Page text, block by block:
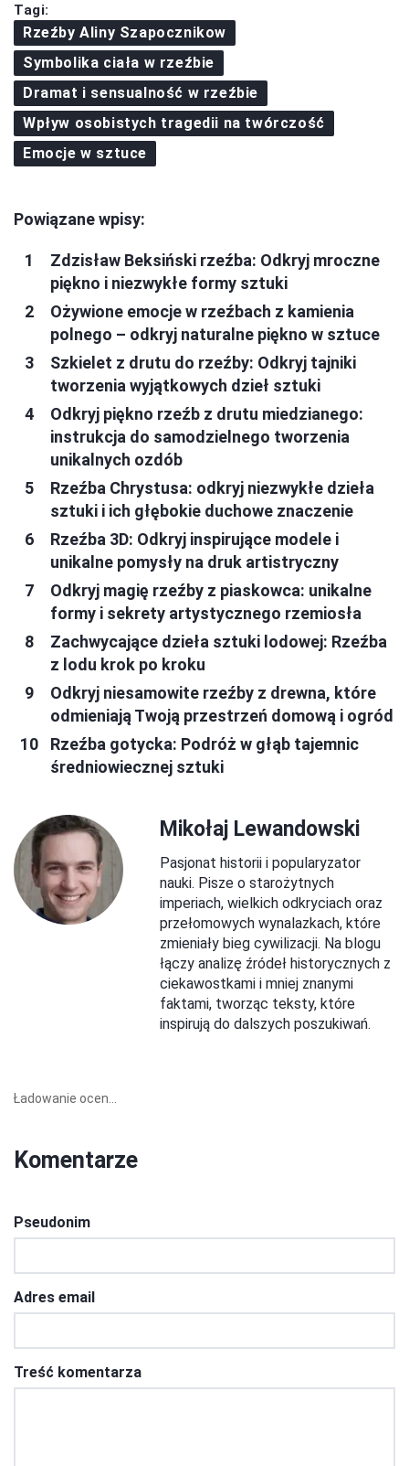
Tagi:
Rzeźby Aliny Szapocznikow
Symbolika ciała w rzeźbie
Dramat i sensualność w rzeźbie
Wpływ osobistych tragedii na twórczość
Emocje w sztuce
Powiązane wpisy:
Zdzisław Beksiński rzeźba: Odkryj mroczne
piękno i niezwykłe formy sztuki
Ożywione emocje w rzeźbach z kamienia
polnego – odkryj naturalne piękno w sztuce
Szkielet z drutu do rzeźby: Odkryj tajniki
tworzenia wyjątkowych dzieł sztuki
Odkryj piękno rzeźb z drutu miedzianego:
instrukcja do samodzielnego tworzenia
unikalnych ozdób
Rzeźba Chrystusa: odkryj niezwykłe dzieła
sztuki i ich głębokie duchowe znaczenie
Rzeźba 3D: Odkryj inspirujące modele i
unikalne pomysły na druk artistryczny
Odkryj magię rzeźby z piaskowca: unikalne
formy i sekrety artystycznego rzemiosła
Zachwycające dzieła sztuki lodowej: Rzeźba
z lodu krok po kroku
Odkryj niesamowite rzeźby z drewna, które
odmieniają Twoją przestrzeń domową i ogród
Rzeźba gotycka: Podróż w głąb tajemnic
średniowiecznej sztuki
Mikołaj Lewandowski
Pasjonat historii i popularyzator
nauki. Pisze o starożytnych
imperiach, wielkich odkryciach oraz
przełomowych wynalazkach, które
zmieniały bieg cywilizacji. Na blogu
łączy analizę źródeł historycznych z
ciekawostkami i mniej znanymi
faktami, tworząc teksty, które
inspirują do dalszych poszukiwań.
Ładowanie ocen...
Komentarze
Pseudonim
Adres email
Treść komentarza